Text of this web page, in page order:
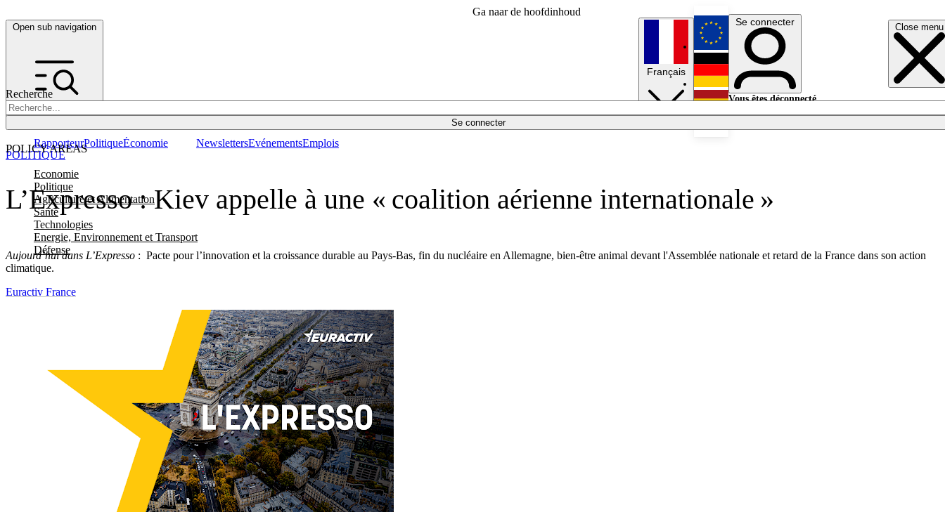
Ga naar de hoofdinhoud
Open sub navigation Close menu
Recherche
Se connecter
POLICY AREAS
Economie
Politique
Agriculture et Alimentation
Santé
Technologies
Energie, Environnement et Transport
Défense
RapporteurPolitiqueÉconomie NewslettersEvénementsEmplois
Français
English
Deutsch
Se connecter
Vous êtes déconnecté.
L’Expresso : Kiev appelle à une « coalition aérienne internationale »
Aujourd’hui dans L’Expresso : Pacte pour l’innovation et la croissance durable au Pays-Bas, fin du nucléaire en Allemagne, bien-être animal devant l'Assemblée nationale et retard de la France dans son action
climatique.
POLITIQUE
Euractiv France